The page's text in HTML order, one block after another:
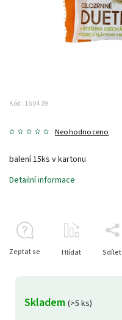
Kód: 160439
Neohodnoceno
Skladem (>5 ks)
balení 15ks v kartonu
Detailní informace
Zeptat se Hlídat Sdílet